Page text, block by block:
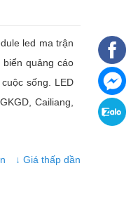
led ma trận
quảng cáo
sống. LED
Cailiang,
↓ Giá thấp dần